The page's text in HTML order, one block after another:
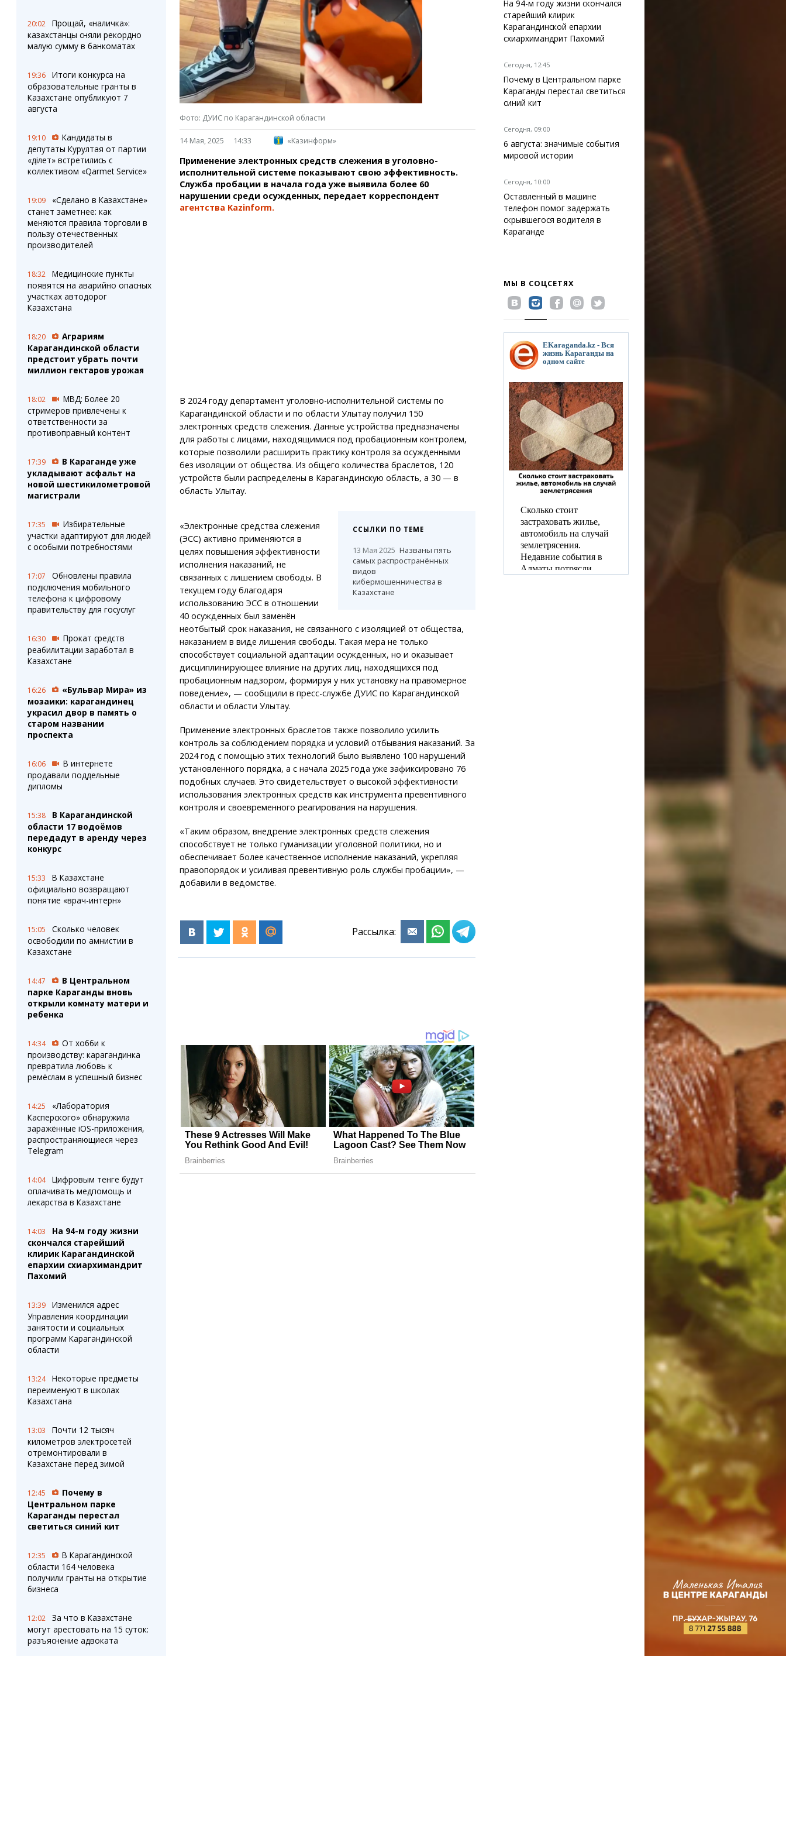
Коллаж недели
Ешкин гороскоп
Пробки
Карта Караганды
Организации
Мой участковый
Перекрытие дорог
Темиртау
Балхаш
Жезказган
Медиа
Фото
Видео
Timelapse
Сервисы
Переводчик
Справочник
Расписание транспорта
Автобусные остановки
Экстренные службы
Каталог компаний
20:02
Прощай, «наличка»:
казахстанцы сняли рекордно
малую сумму в банкоматах
19:36
Итоги конкурса на
образовательные гранты в
Казахстане опубликуют 7
августа
19:10
Кандидаты в
депутаты Курултая от партии
«Әділет» встретились с
коллективом «Qarmet Service»
19:09
«Сделано в Казахстане»
станет заметнее: как
меняются правила торговли в
пользу отечественных
производителей
18:32
Медицинские пункты
появятся на аварийно опасных
участках автодорог
Казахстана
18:20
Аграриям
Карагандинской области
предстоит убрать почти
миллион гектаров урожая
18:02
МВД: Более 20
стримеров привлечены к
ответственности за
противоправный контент
17:39
В Караганде уже
укладывают асфальт на
новой шестикилометровой
магистрали
17:35
Избирательные
участки адаптируют для людей
с особыми потребностями
17:07
Обновлены правила
подключения мобильного
телефона к цифровому
правительству для госуслуг
16:30
Прокат средств
реабилитации заработал в
Казахстане
16:26
«Бульвар Мира» из
мозаики: карагандинец
украсил двор в память о
старом названии
проспекта
16:06
В интернете
продавали поддельные
дипломы
15:38
В Карагандинской
области 17 водоёмов
передадут в аренду через
конкурс
15:33
В Казахстане
официально возвращают
понятие «врач-интерн»
15:05
Сколько человек
освободили по амнистии в
Казахстане
14:47
В Центральном
парке Караганды вновь
открыли комнату матери и
ребенка
14:34
От хобби к
производству: карагандинка
превратила любовь к
ремёслам в успешный бизнес
14:25
«Лаборатория
Касперского» обнаружила
заражённые iOS-приложения,
распространяющиеся через
Telegram
14:04
Цифровым тенге будут
оплачивать медпомощь и
лекарства в Казахстане
14:03
На 94-м году жизни
скончался старейший
клирик Карагандинской
епархии схиархимандрит
Пахомий
13:39
Изменился адрес
Управления координации
занятости и социальных
программ Карагандинской
области
13:24
Некоторые предметы
переименуют в школах
Казахстана
13:03
Почти 12 тысяч
километров электросетей
отремонтировали в
Казахстане перед зимой
12:45
Почему в
Центральном парке
Караганды перестал
светиться синий кит
12:35
В Карагандинской
области 164 человека
получили гранты на открытие
бизнеса
12:02
За что в Казахстане
могут арестовать на 15 суток:
разъяснение адвоката
Фото: ДУИС по Карагандинской области
14 Мая, 2025 14:33 «Казинформ»
Применение электронных средств слежения в уголовно-
исполнительной системе показывают свою эффективность.
Служба пробации в начала года уже выявила более 60
нарушении среди осужденных, передает корреспондент
агентства Kazinform.
В 2024 году департамент уголовно-исполнительной системы по
Карагандинской области и по области Улытау получил 150
электронных средств слежения. Данные устройства предназначены
для работы с лицами, находящимися под пробационным контролем,
которые позволили расширить практику контроля за осужденными
без изоляции от общества. Из общего количества браслетов, 120
устройств были распределены в Карагандинскую область, а 30 — в
область Улытау.
ССЫЛКИ ПО ТЕМЕ
13 Мая 2025 Названы пять
самых распространённых
видов
кибермошенничества в
Казахстане
«Электронные средства слежения
(ЭСС) активно применяются в
целях повышения эффективности
исполнения наказаний, не
связанных с лишением свободы. В
текущем году благодаря
использованию ЭСС в отношении
40 осужденных был заменён
неотбытый срок наказания, не связанного с изоляцией от общества,
наказанием в виде лишения свободы. Такая мера не только
способствует социальной адаптации осужденных, но и оказывает
дисциплинирующее влияние на других лиц, находящихся под
пробационным надзором, формируя у них установку на правомерное
поведение», — сообщили в пресс-службе ДУИС по Карагандинской
области и области Улытау.
Применение электронных браслетов также позволило усилить
контроль за соблюдением порядка и условий отбывания наказаний. За
2024 год с помощью этих технологий было выявлено 100 нарушений
установленного порядка, а с начала 2025 года уже зафиксировано 76
подобных случаев. Это свидетельствует о высокой эффективности
использования электронных средств как инструмента превентивного
контроля и своевременного реагирования на нарушения.
«Таким образом, внедрение электронных средств слежения
способствует не только гуманизации уголовной политики, но и
обеспечивает более качественное исполнение наказаний, укрепляя
правопорядок и усиливая превентивную роль службы пробации», —
добавили в ведомстве.
Рассылка:
На 94-м году жизни скончался
старейший клирик
Карагандинской епархии
схиархимандрит Пахомий
Сегодня, 12:45
Почему в Центральном парке
Караганды перестал светиться
синий кит
Сегодня, 09:00
6 августа: значимые события
мировой истории
Сегодня, 10:00
Оставленный в машине
телефон помог задержать
скрывшегося водителя в
Караганде
МЫ В СОЦСЕТЯХ
EKaraganda.kz - Вся
жизнь Караганды на
одном сайте